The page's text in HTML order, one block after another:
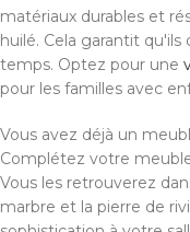
matériaux durables et
huilé. Cela garantit
temps. Optez pour une
pour les familles avec
Vous avez déjà un
Complétez votre
Vous les retrouverez
marbre et la pierre de